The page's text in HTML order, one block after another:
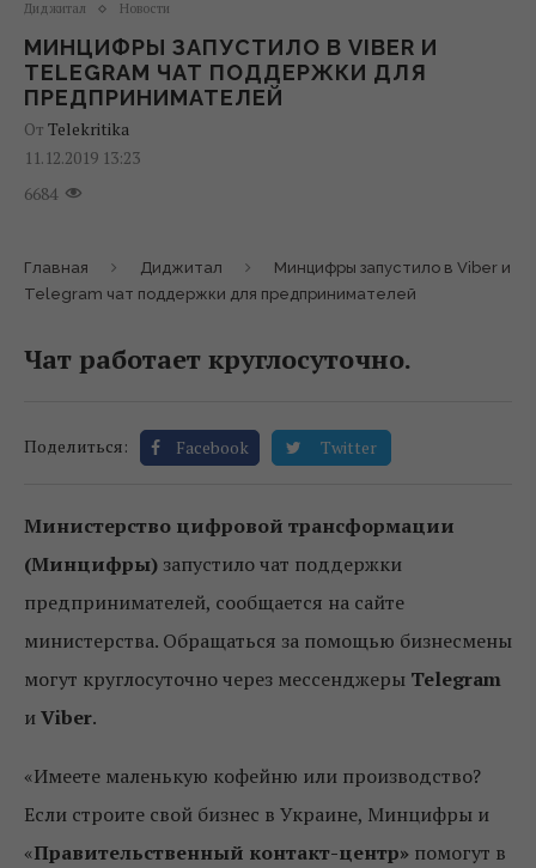
Диджитал Новости
МИНЦИФРЫ ЗАПУСТИЛО В VIBER И
TELEGRAM ЧАТ ПОДДЕРЖКИ ДЛЯ
ПРЕДПРИНИМАТЕЛЕЙ
От Telekritika
11.12.2019 13:23
6684
Главная Диджитал
Минцифры запустило в Viber и
Telegram чат поддержки для предпринимателей
Чат работает круглосуточно.
Поделиться: Facebook Twitter
Министерство цифровой трансформации
(Минцифры) запустило чат поддержки
предпринимателей, сообщается на сайте
министерства. Обращаться за помощью бизнесмены
могут круглосуточно через мессенджеры Telegram
иViber.
«Имеете маленькую кофейню или производство?
Если строите свой бизнес в Украине, Минцифры и
«Правительственный контакт-центр» помогут в